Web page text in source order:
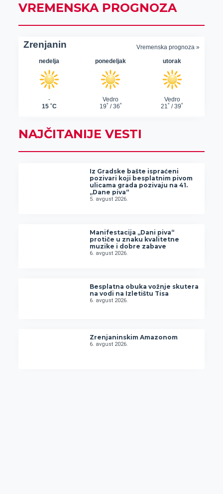
VREMENSKA PROGNOZA
NAJČITANIJE VESTI
Iz Gradske bašte ispraćeni
pozivari koji besplatnim pivom
ulicama grada pozivaju na 41.
„Dane piva“
5. avgust 2026.
Manifestacija „Dani piva“
protiče u znaku kvalitetne
muzike i dobre zabave
6. avgust 2026.
Besplatna obuka vožnje skutera
na vodi na Izletištu Tisa
6. avgust 2026.
Zrenjaninskim Amazonom
6. avgust 2026.